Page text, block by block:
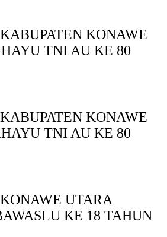
KONAWE
TNI AU KE 80
KONAWE
TNI AU KE 80
UTARA
KE 18 TAHUN